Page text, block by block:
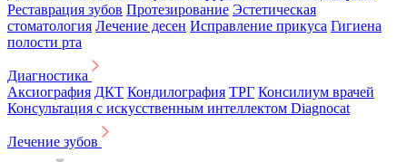
Реставрация зубов Протезирование Эстетическая
стоматология Лечение десен Исправление прикуса Гигиена
полости рта
Диагностика
Аксиография ДКТ Кондилография ТРГ Консилиум врачей
Консультация с искусственным интеллектом Diagnocat
Лечение зубов